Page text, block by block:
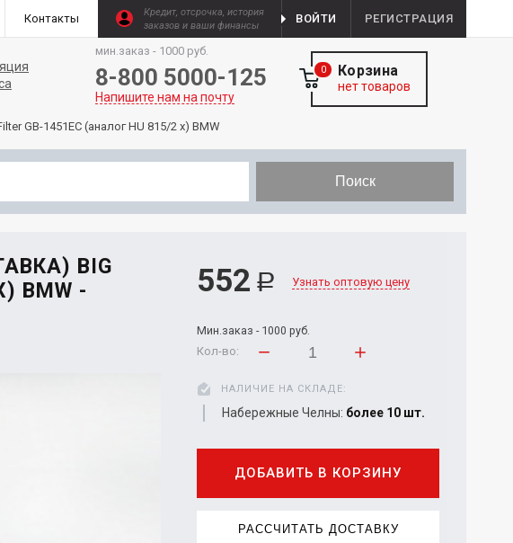
Контакты
Кредит, отсрочка, история
заказов и ваши финансы
ВОЙТИ РЕГИСТРАЦИЯ
мин.заказ - 1000 руб.
8-800 5000-125
Напишите нам на почту
Корзина
0
нет товаров
GB-1451EC (аналог HU 815/2 x) BMW
Поиск
BIG
BMW -
552 Р Узнать оптовую цену
Мин.заказ - 1000 руб.
Кол-во:
НАЛИЧИЕ НА СКЛАДЕ:
Набережные Челны: более 10 шт.
ДОБАВИТЬ В КОРЗИНУ
РАССЧИТАТЬ ДОСТАВКУ